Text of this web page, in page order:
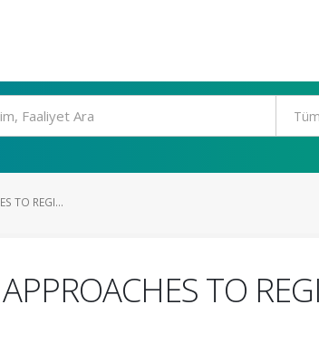
TO REGI...
TO